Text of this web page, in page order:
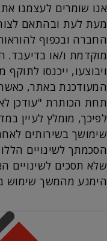
אנו שומרים לעצמנו את
מעת לעת ובהתאם
החברה ובכפוף
מוקדמת ו/או בדיעבד.
ויבוצעו, ייכנסו
המעודכנת באתר, כאשר
תחת הכותרת "עודכן
לפיכך, מומלץ לעיין
שימושך בשירותים
הסכמתך לשינויים
שלא תסכים לשינויים
הימנע מהמשך שימוש